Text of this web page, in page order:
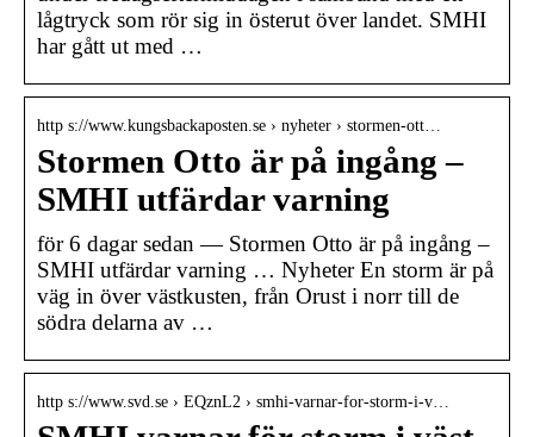
lågtryck som rör sig in österut över landet. SMHI
har gått ut med …
http s://www.kungsbackaposten.se › nyheter › stormen-ott…
Stormen Otto är på ingång –
SMHI utfärdar varning
för 6 dagar sedan — Stormen Otto är på ingång –
SMHI utfärdar varning … Nyheter En storm är på
väg in över västkusten, från Orust i norr till de
södra delarna av …
http s://www.svd.se › EQznL2 › smhi-varnar-for-storm-i-v…